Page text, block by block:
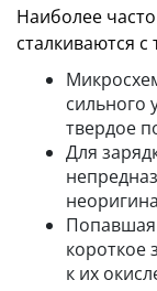
Наиболее
сталкиваются
сильного
твердое
Для
Попавшая
короткое
к их